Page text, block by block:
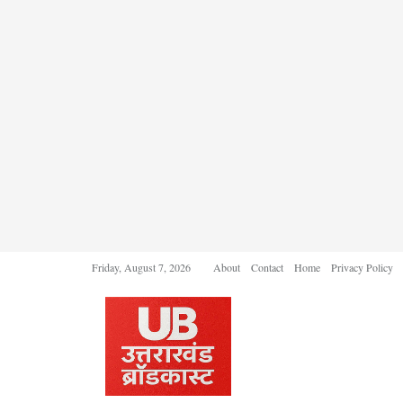
Friday, August 7, 2026 About Contact Home Privacy Policy